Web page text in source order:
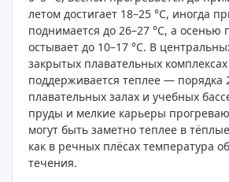
летом достигает 18–25 °C, иногда
поднимается до 26–27 °C, а осенью
остывает до 10–17 °C. В
закрытых плавательных
поддерживается теплее — порядка
плавательных залах и учебных
пруды и мелкие карьеры
могут быть заметно теплее в
как в речных плёсах температура
течения.